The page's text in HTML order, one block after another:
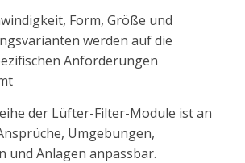
Form, Größe und
werden auf die
Anforderungen
der Lüfter-Filter-Module ist an
Umgebungen,
und Anlagen anpassbar.